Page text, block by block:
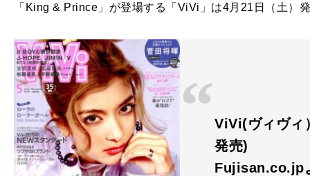
「King & Prince」が登場する「ViVi」は4月21日（土）
ViVi(ヴィヴィ
発売)
Fujisan.co.jp